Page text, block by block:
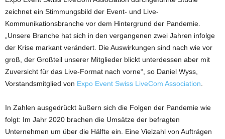
zeichnet ein Stimmungsbild der Event- und Live-
Kommunikationsbranche vor dem Hintergrund der Pandemie.
„Unsere Branche hat sich in den vergangenen zwei Jahren infolge
der Krise markant verändert. Die Auswirkungen sind nach wie vor
groß, der Großteil unserer Mitglieder blickt unterdessen aber mit
Zuversicht für das Live-Format nach vorne“, so Daniel Wyss,
Vorstandsmitglied von Expo Event Swiss LiveCom Association
In Zahlen ausgedrückt äußern sich die Folgen der Pandemie wie
folgt: Im Jahr 2020 brachen die Umsätze der befragten
Unternehmen um über die Hälfte ein. Eine Vielzahl von Aufträgen